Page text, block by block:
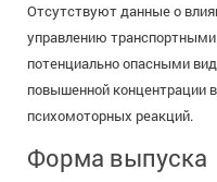
Отсутствуют данные о
управлению
потенциально опасными
повышенной концентрации
психомоторных реакций.
Форма выпуска